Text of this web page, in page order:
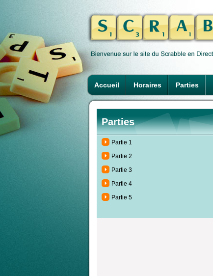
Accueil Horaires Parties
Parties
Partie 1
Partie 2
Partie 3
Partie 4
Partie 5